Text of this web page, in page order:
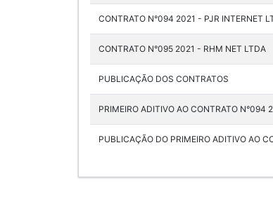
CONTRATO N°094 2021 - PJR INTERNET
CONTRATO N°095 2021 - RHM NET LTDA
PUBLICAÇÃO DOS CONTRATOS
PRIMEIRO ADITIVO AO CONTRATO N°094
PUBLICAÇÃO DO PRIMEIRO ADITIVO AO